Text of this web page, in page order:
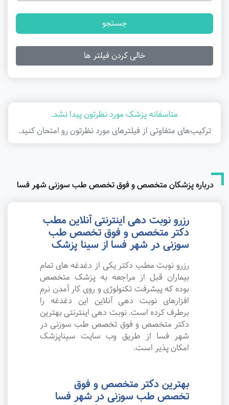
جستجو
خالی کردن فیلتر ها
متاسفانه پزشک مورد نظرتون پیدا نشد.
ترکیب‌های متفاوتی از فیلتر‌های مورد نظرتون رو امتحان کنید.
درباره پزشکان متخصص و فوق تخصص طب سوزنی شهر فسا
رزرو نوبت دهی اینترنتی آنلاین مطب
دکتر متخصص و فوق تخصص طب
سوزنی در شهر فسا از سینا پزشک
رزرو نوبت مطب دکتر یکی از دغدغه های تمام
بیماران قبل از مراجعه به پزشک متخصص
بوده که پیشرفت تکنولوژی و روی کار آمدن نرم
افزارهای نوبت دهی آنلاین این دغدغه را
برطرف کرده است. نوبت دهی اینترنتی بهترین
دکتر متخصص و فوق تخصص طب سوزنی در
شهر فسا از طریق وب سایت سیناپزشک
امکان پذیر است.
بهترین دکتر متخصص و فوق
تخصص طب سوزنی در شهر فسا